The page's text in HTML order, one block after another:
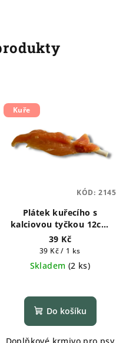
Kuře
Plátek kuřecího s
kalciovou tyčkou 12cm
1ks
39 Kč
Měrná
cena:
39 Kč / 1 ks
Skladem (2 ks)
Do košíku
KÓD: 2145